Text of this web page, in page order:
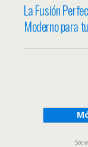
La Fusión
Moderno para